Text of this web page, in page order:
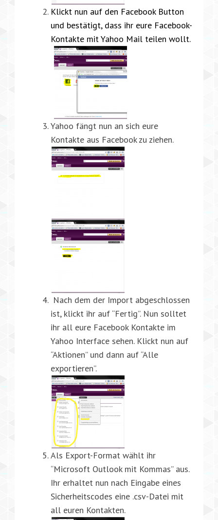
Klickt nun auf den Facebook Button
und bestätigt, dass ihr eure Facebook-
Kontakte mit Yahoo Mail teilen wollt.
Yahoo fängt nun an sich eure
Kontakte aus Facebook zu ziehen.
Nach dem der Import abgeschlossen
ist, klickt ihr auf “Fertig”. Nun solltet
ihr all eure Facebook Kontakte im
Yahoo Interface sehen. Klickt nun auf
“Aktionen” und dann auf “Alle
exportieren”.
Als Export-Format wählt ihr
“Microsoft Outlook mit Kommas” aus.
Ihr erhaltet nun nach Eingabe eines
Sicherheitscodes eine .csv-Datei mit
all euren Kontakten.